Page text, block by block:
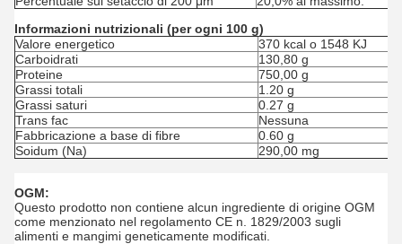
Informazioni nutrizionali (per ogni 100 g)
Valore energetico
370 kcal o 1548 KJ
Carboidrati
130,80 g
Proteine
750,00 g
Grassi totali
1.20 g
Grassi saturi
0.27 g
Trans fac
Nessuna
Fabbricazione a base di fibre
0.60 g
Soidum (Na)
290,00 mg
OGM:
Questo prodotto non contiene alcun ingrediente di origine OGM
come menzionato nel regolamento CE n. 1829/2003 sugli
alimenti e mangimi geneticamente modificati.